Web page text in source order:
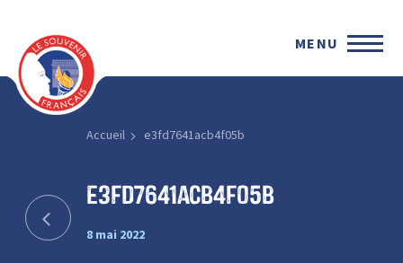
MENU
Accueil e3fd7641acb4f05b
e3fd7641acb4f05b
8 mai 2022